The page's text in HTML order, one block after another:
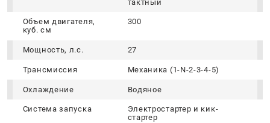
тактный
Объем двигателя,
куб. см
300
Мощность, л.с. 27
Трансмиссия Механика (1-N-2-3-4-5)
Охлаждение Водяное
Система запуска
Электростартер и кик-
стартер